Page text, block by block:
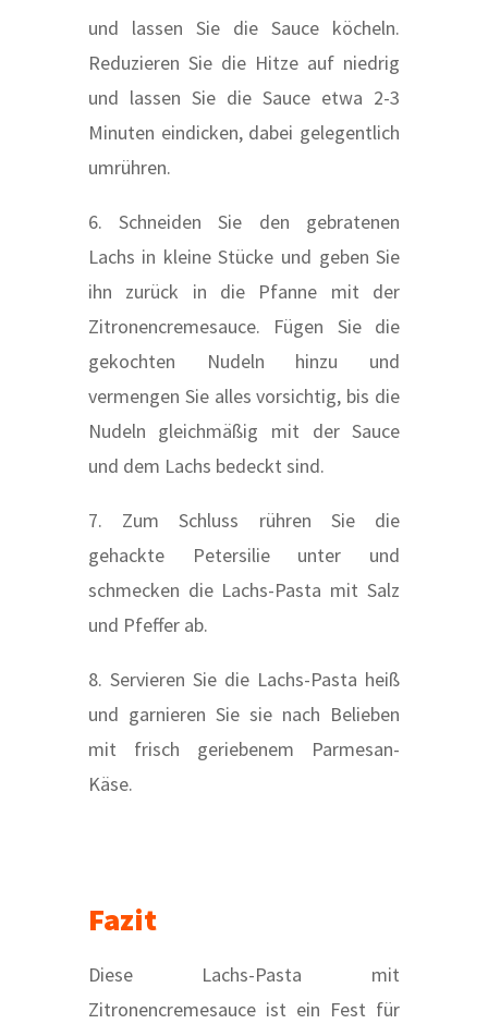
und lassen Sie die Sauce köcheln.
Reduzieren Sie die Hitze auf niedrig
und lassen Sie die Sauce etwa 2-3
Minuten eindicken, dabei gelegentlich
umrühren.
6. Schneiden Sie den gebratenen
Lachs in kleine Stücke und geben Sie
ihn zurück in die Pfanne mit der
Zitronencremesauce. Fügen Sie die
gekochten Nudeln hinzu und
vermengen Sie alles vorsichtig, bis die
Nudeln gleichmäßig mit der Sauce
und dem Lachs bedeckt sind.
7. Zum Schluss rühren Sie die
gehackte Petersilie unter und
schmecken die Lachs-Pasta mit Salz
und Pfeffer ab.
8. Servieren Sie die Lachs-Pasta heiß
und garnieren Sie sie nach Belieben
mit frisch geriebenem Parmesan-
Käse.
Fazit
Diese Lachs-Pasta mit
Zitronencremesauce ist ein Fest für